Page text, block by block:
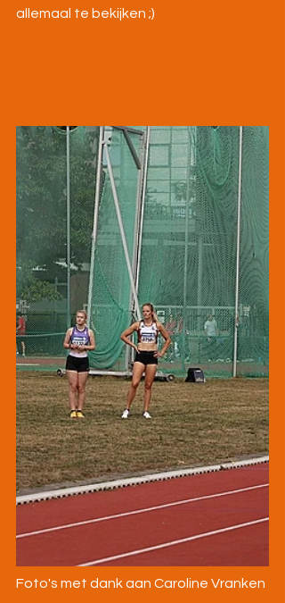
allemaal te bekijken ;)
Foto's met dank aan Caroline Vranken